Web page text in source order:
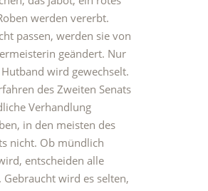
werden vererbt.
passen, werden sie von
geändert. Nur
wird gewechselt.
des Zweiten Senats
Verhandlung
in den meisten des
nicht. Ob mündlich
entscheiden alle
Gebraucht wird es selten,